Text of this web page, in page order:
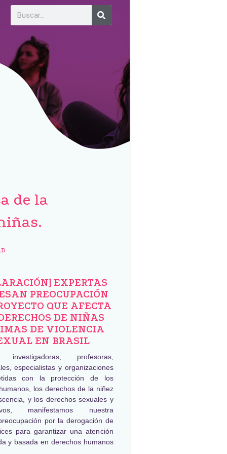
de la
EXPERTAS
PREOCUPACIÓN
QUE AFECTA
DE NIÑAS
DE VIOLENCIA
EN BRASIL
investigadoras, profesoras,
especialistas y organizaciones
con la protección de los
los derechos de la niñez
y los derechos sexuales y
manifestamos nuestra
por la derogación de
para garantizar una atención
y basada en derechos humanos